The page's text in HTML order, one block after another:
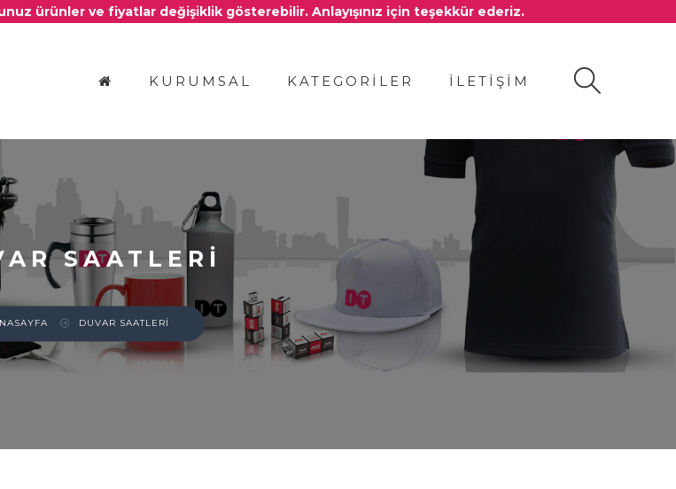
ürünler ve fiyatlar değişiklik gösterebilir. Anlayışınız için teşekkür ederiz.
KURUMSAL KATEGORİLER İLETİŞİM
SAATLERİ
DUVAR SAATLERİ